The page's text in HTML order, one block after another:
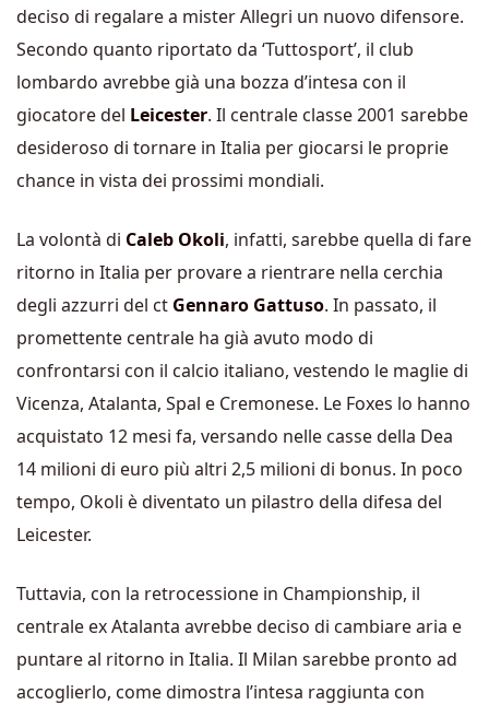
deciso di regalare a mister Allegri un nuovo difensore.
Secondo quanto riportato da ‘Tuttosport’, il club
lombardo avrebbe già una bozza d’intesa con il
giocatore del Leicester. Il centrale classe 2001 sarebbe
desideroso di tornare in Italia per giocarsi le proprie
chance in vista dei prossimi mondiali.
La volontà di Caleb Okoli, infatti, sarebbe quella di fare
ritorno in Italia per provare a rientrare nella cerchia
degli azzurri del ct Gennaro Gattuso. In passato, il
promettente centrale ha già avuto modo di
confrontarsi con il calcio italiano, vestendo le maglie di
Vicenza, Atalanta, Spal e Cremonese. Le Foxes lo hanno
acquistato 12 mesi fa, versando nelle casse della Dea
14 milioni di euro più altri 2,5 milioni di bonus. In poco
tempo, Okoli è diventato un pilastro della difesa del
Leicester.
Tuttavia, con la retrocessione in Championship, il
centrale ex Atalanta avrebbe deciso di cambiare aria e
puntare al ritorno in Italia. Il Milan sarebbe pronto ad
accoglierlo, come dimostra l’intesa raggiunta con